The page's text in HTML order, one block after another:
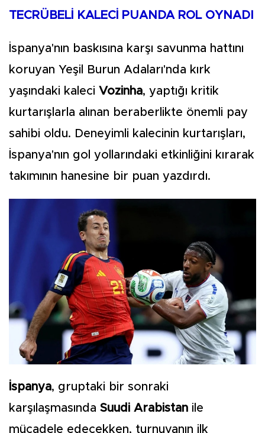
TECRÜBELİ KALECİ PUANDA ROL OYNADI
İspanya'nın baskısına karşı savunma hattını
koruyan Yeşil Burun Adaları'nda kırk
yaşındaki kaleci Vozinha, yaptığı kritik
kurtarışlarla alınan beraberlikte önemli pay
sahibi oldu. Deneyimli kalecinin kurtarışları,
İspanya'nın gol yollarındaki etkinliğini kırarak
takımının hanesine bir puan yazdırdı.
İspanya, gruptaki bir sonraki
karşılaşmasında Suudi Arabistan ile
mücadele edecekken, turnuvanın ilk